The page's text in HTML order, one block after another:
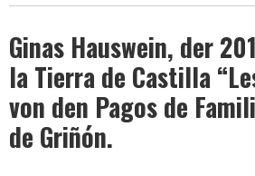
Wein
Ginas Hauswein, der
la Tierra de Castilla
von den Pagos de
de Griñón.